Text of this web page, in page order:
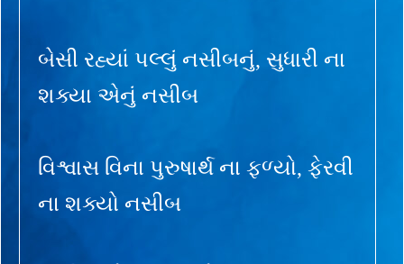
બેસી રહ્યાં પલ્લું નસીબનું, સુધારી ના
શક્યા એનું નસીબ
વિશ્વાસ વિના પુરુષાર્થ ના ફળ્યો, ફેરવી
ના શક્યો નસીબ